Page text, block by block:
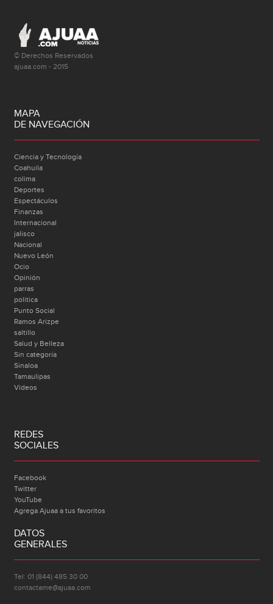
© Derechos Reservados
ajuaa.com - 2015
MAPA
DE NAVEGACIÓN
Ciencia y Tecnología
Coahuila
colima
Deportes
Espectáculos
Finanzas
Internacional
jalisco
Nacional
Nuevo León
Ocio
Opinión
parras
politica
Punto Social
Ramos Arizpe
saltillo
Salud y Belleza
Sin categoría
Sinaloa
Tamaulipas
Videos
REDES
SOCIALES
Facebook
Twitter
YouTube
Agrega Ajuaa a tus favoritos
DATOS
GENERALES
Tel: 01 (844) 485 30 00
contactame@ajuaa.com